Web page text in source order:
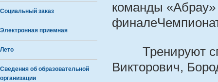
Социальный заказ
Электронная приемная
Лето
Сведения об образовательной
организации
команды «Абрау»
Тренируют
Викторович,